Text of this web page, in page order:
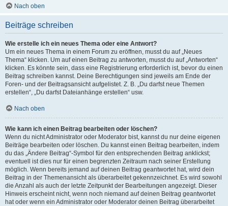
Nach oben
Beiträge schreiben
Wie erstelle ich ein neues Thema oder eine Antwort?
Um ein neues Thema in einem Forum zu eröffnen, musst du auf „Neues
Thema“ klicken. Um auf einen Beitrag zu antworten, musst du auf „Antworten“
klicken. Es könnte sein, dass eine Registrierung erforderlich ist, bevor du einen
Beitrag schreiben kannst. Deine Berechtigungen sind jeweils am Ende der
Foren- und der Beitragsansicht aufgelistet. Z. B. „Du darfst neue Themen
erstellen“, „Du darfst Dateianhänge erstellen“ usw.
Nach oben
Wie kann ich einen Beitrag bearbeiten oder löschen?
Wenn du nicht Administrator oder Moderator bist, kannst du nur deine eigenen
Beiträge bearbeiten oder löschen. Du kannst einen Beitrag bearbeiten, indem
du das „Ändere Beitrag“-Symbol für den entsprechenden Beitrag anklickst;
eventuell ist dies nur für einen begrenzten Zeitraum nach seiner Erstellung
möglich. Wenn bereits jemand auf deinen Beitrag geantwortet hat, wird dein
Beitrag in der Themenansicht als überarbeitet gekennzeichnet. Es wird sowohl
die Anzahl als auch der letzte Zeitpunkt der Bearbeitungen angezeigt. Dieser
Hinweis erscheint nicht, wenn noch niemand auf deinen Beitrag geantwortet
hat oder wenn ein Administrator oder Moderator deinen Beitrag überarbeitet